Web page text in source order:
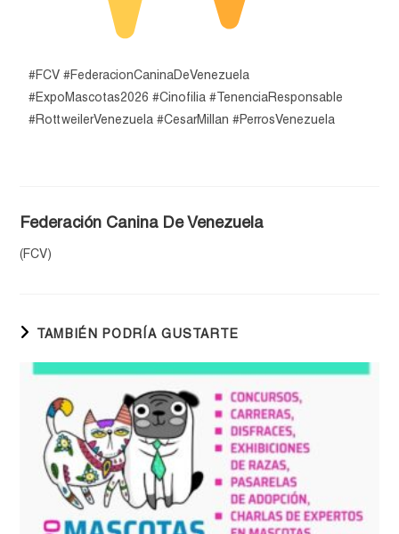
#FCV #FederacionCaninaDeVenezuela
#ExpoMascotas2026 #Cinofilia #TenenciaResponsable
#RottweilerVenezuela #CesarMillan #PerrosVenezuela
Federación Canina De Venezuela
(FCV)
TAMBIÉN PODRÍA GUSTARTE